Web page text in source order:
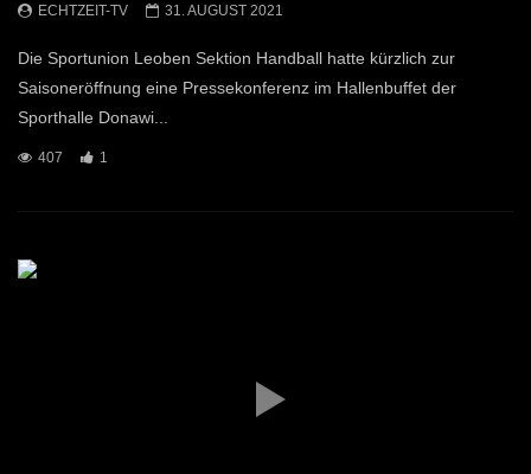
ECHTZEIT-TV 31. AUGUST 2021
Die Sportunion Leoben Sektion Handball hatte kürzlich zur
Saisoneröffnung eine Pressekonferenz im Hallenbuffet der
Sporthalle Donawi...
407 1